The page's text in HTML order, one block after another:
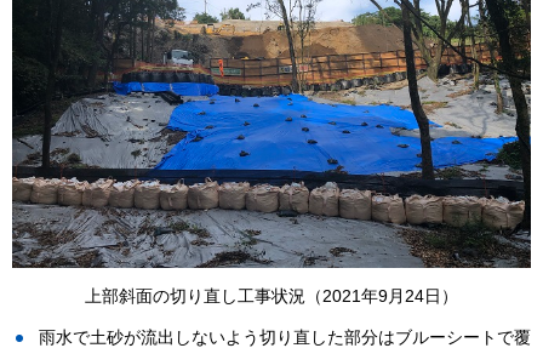
上部斜面の切り直し工事状況（2021年9月24日）
雨水で土砂が流出しないよう切り直した部分はブルーシートで覆